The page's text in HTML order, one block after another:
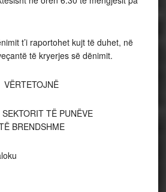
t’i raportohet kujt të duhet, në
të kryerjes së dënimit.
VËRTETOJNË
TË PUNËVE
BRENDSHME